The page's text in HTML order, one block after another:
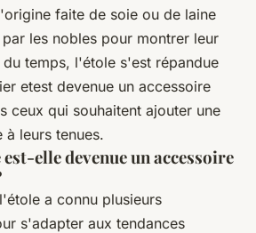
faite de soie ou de laine
les nobles pour montrer leur
temps, l'étole s'est répandue
etest devenue un accessoire
ceux qui souhaitent ajouter une
à leurs tenues.
elle devenue un accessoire
a connu plusieurs
s'adapter aux tendances